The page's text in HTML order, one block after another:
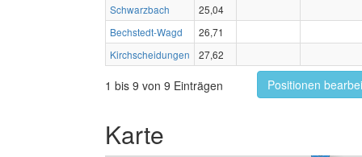
Schwarzbach
25,04
Bechstedt-Wagd
26,71
Kirchscheidungen
27,62
1 bis 9 von 9 Einträgen Positionen
Karte